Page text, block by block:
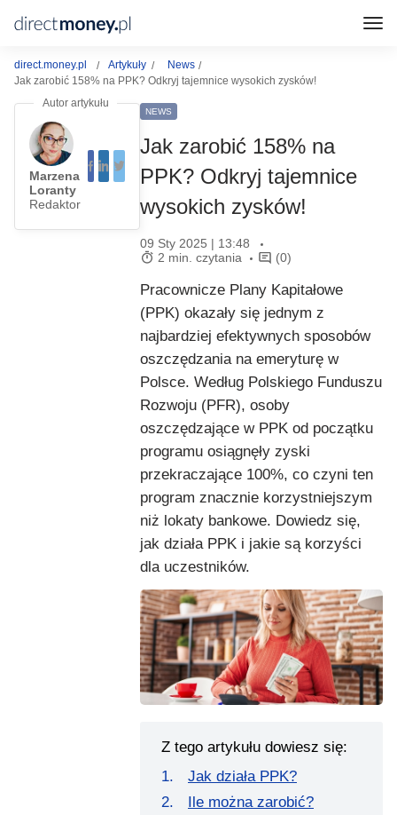
direct.money.pl Artykuły
News
Jak zarobić 158% na PPK? Odkryj tajemnice wysokich zysków!
Marzena
Loranty
Redaktor
NEWS
Jak zarobić 158% na
PPK? Odkryj tajemnice
wysokich zysków!
09 Sty 2025 | 13:48
2 min. czytania
(0)
Pracownicze Plany Kapitałowe
(PPK) okazały się jednym z
najbardziej efektywnych sposobów
oszczędzania na emeryturę w
Polsce. Według Polskiego Funduszu
Rozwoju (PFR), osoby
oszczędzające w PPK od początku
programu osiągnęły zyski
przekraczające 100%, co czyni ten
program znacznie korzystniejszym
niż lokaty bankowe. Dowiedz się,
jak działa PPK i jakie są korzyści
dla uczestników.
Z tego artykułu dowiesz się:
Jak działa PPK?
Ile można zarobić?